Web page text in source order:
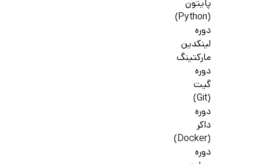
پایتون
(Python)
دوره
لینکدین
مارکتینگ
دوره
گیت
(Git)
دوره
داکر
(Docker)
دوره